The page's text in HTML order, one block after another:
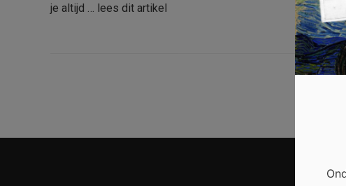
je altijd … lees dit artikel